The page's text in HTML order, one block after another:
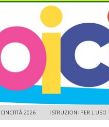
2026 ISTRUZIONI PER L'USO